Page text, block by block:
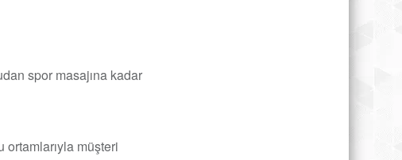
spor masajına kadar
ortamlarıyla müşteri